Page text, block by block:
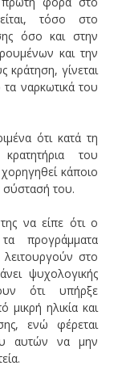
τόσο στο
όσο και στην
και την
κράτηση, γίνεται
ναρκωτικά του
ότι κατά τη
του
κάποιο
σύστασή του.
να είπε ότι ο
προγράμματα
στο
ψυχολογικής
ότι υπήρξε
μικρή ηλικία και
ενώ φέρεται
αυτών να μην